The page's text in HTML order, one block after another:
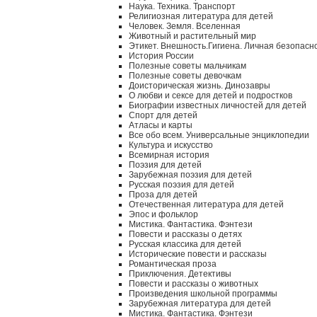
Наука. Техника. Транспорт
Религиозная литература для детей
Человек. Земля. Вселенная
Животный и растительный мир
Этикет. Внешность.Гигиена. Личная
История России
Полезные советы мальчикам
Полезные советы девочкам
Доисторическая жизнь. Динозавры
О любви и сексе для детей и подростков
Биографии известных личностей для детей
Спорт для детей
Атласы и карты
Все обо всем. Универсальные энциклопедии
Культура и искусство
Всемирная история
Поэзия для детей
Зарубежная поэзия для детей
Русская поэзия для детей
Проза для детей
Отечественная литература для детей
Эпос и фольклор
Мистика. Фантастика. Фэнтези
Повести и рассказы о детях
Русская классика для детей
Исторические повести и рассказы
Романтическая проза
Приключения. Детективы
Повести и рассказы о животных
Произведения школьной программы
Зарубежная литература для детей
Мистика. Фантастика. Фэнтези